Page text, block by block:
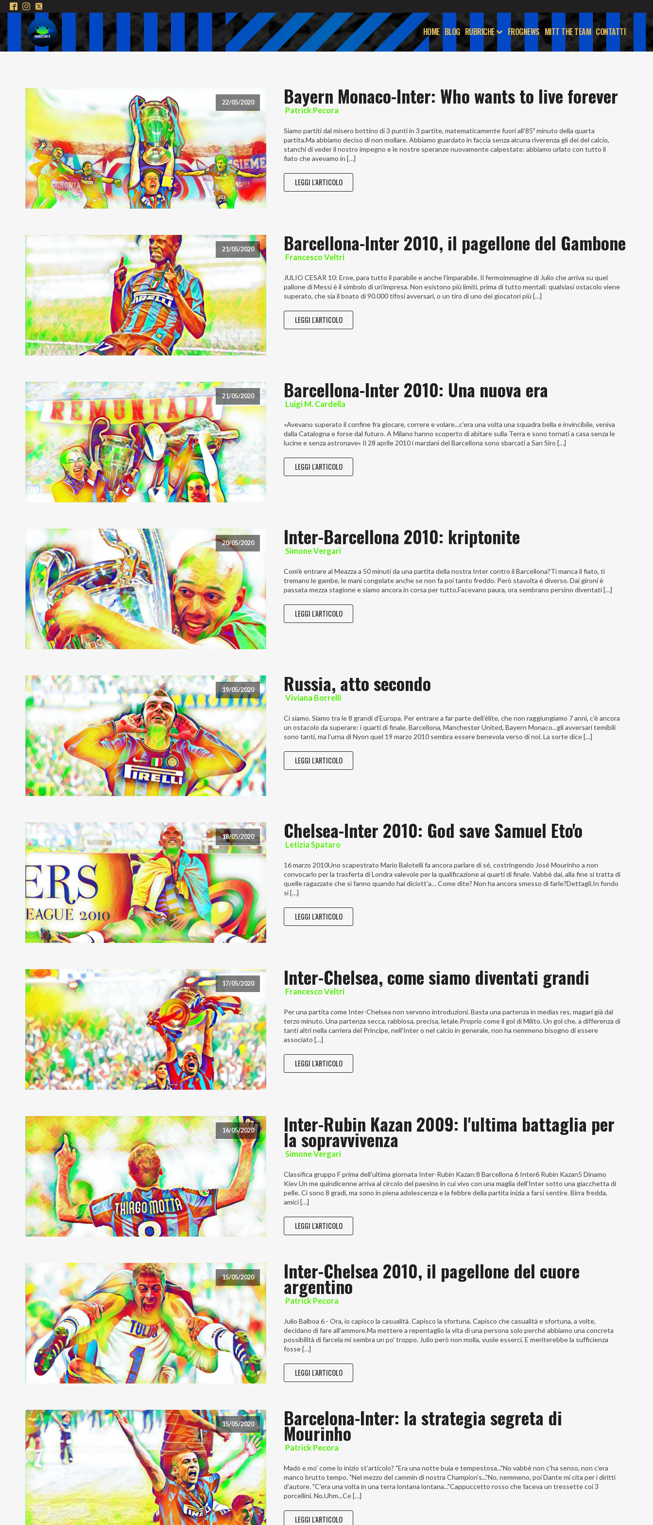
HOME BLOG RUBRICHE FROGNEWS MITT THE TEAM CONTATTI
22/05/2020 Bayern Monaco-Inter: Who wants to live forever
Patrick Pecora
Siamo partiti dal misero bottino di 3 punti in 3 partite, matematicamente fuori all’85º minuto della quarta
partita.Ma abbiamo deciso di non mollare. Abbiamo guardato in faccia senza alcuna riverenza gli dei del calcio,
stanchi di veder il nostro impegno e le nostre speranze nuovamente calpestate: abbiamo urlato con tutto il
fiato che avevamo in […]
LEGGI L'ARTICOLO
21/05/2020 Barcellona-Inter 2010, il pagellone del Gambone
Francesco Veltri
JULIO CESAR 10: Eroe, para tutto il parabile e anche l'imparabile. Il fermoimmagine di Julio che arriva su quel
pallone di Messi è il simbolo di un'impresa. Non esistono più limiti, prima di tutto mentali: qualsiasi ostacolo viene
superato, che sia il boato di 90.000 tifosi avversari, o un tiro di uno dei giocatori più […]
LEGGI L'ARTICOLO
21/05/2020 Barcellona-Inter 2010: Una nuova era
Luigi M. Cardella
«Avevano superato il confine fra giocare, correre e volare...c’era una volta una squadra bella e invincibile, veniva
dalla Catalogna e forse dal futuro. A Milano hanno scoperto di abitare sulla Terra e sono tornati a casa senza le
lucine e senza astronave» Il 28 aprile 2010 i marziani del Barcellona sono sbarcati a San Siro […]
LEGGI L'ARTICOLO
20/05/2020 Inter-Barcellona 2010: kriptonite
Simone Vergari
Com'è entrare al Meazza a 50 minuti da una partita della nostra Inter contro il Barcellona?Ti manca il fiato, ti
tremano le gambe, le mani congelate anche se non fa poi tanto freddo. Però stavolta è diverso. Dai gironi è
passata mezza stagione e siamo ancora in corsa per tutto.Facevano paura, ora sembrano persino diventati […]
LEGGI L'ARTICOLO
19/05/2020 Russia, atto secondo
Viviana Borrelli
Ci siamo. Siamo tra le 8 grandi d’Europa. Per entrare a far parte dell’élite, che non raggiungiamo 7 anni, c’è ancora
un ostacolo da superare: i quarti di finale. Barcellona, Manchester United, Bayern Monaco...gli avversari temibili
sono tanti, ma l’urna di Nyon quel 19 marzo 2010 sembra essere benevola verso di noi. La sorte dice […]
LEGGI L'ARTICOLO
18/05/2020 Chelsea-Inter 2010: God save Samuel Eto'o
Letizia Spataro
16 marzo 2010Uno scapestrato Mario Balotelli fa ancora parlare di sé, costringendo José Mourinho a non
convocarlo per la trasferta di Londra valevole per la qualificazione ai quarti di finale. Vabbè dai, alla fine si tratta di
quelle ragazzate che si fanno quando hai diciott’a… Come dite? Non ha ancora smesso di farle?Dettagli.In fondo
si […]
LEGGI L'ARTICOLO
17/05/2020 Inter-Chelsea, come siamo diventati grandi
Francesco Veltri
Per una partita come Inter-Chelsea non servono introduzioni. Basta una partenza in medias res, magari già dal
terzo minuto. Una partenza secca, rabbiosa, precisa, letale.Proprio come il gol di Milito. Un gol che, a differenza di
tanti altri nella carriera del Principe, nell'Inter o nel calcio in generale, non ha nemmeno bisogno di essere
associato […]
LEGGI L'ARTICOLO
16/05/2020 Inter-Rubin Kazan 2009: l'ultima battaglia per
la sopravvivenza
Simone Vergari
Classifica gruppo F prima dell’ultima giornata Inter-Rubin Kazan:8 Barcellona 6 Inter6 Rubin Kazan5 Dinamo
Kiev Un me quindicenne arriva al circolo del paesino in cui vivo con una maglia dell’Inter sotto una giacchetta di
pelle. Ci sono 8 gradi, ma sono in piena adolescenza e la febbre della partita inizia a farsi sentire. Birra fredda,
amici […]
LEGGI L'ARTICOLO
15/05/2020 Inter-Chelsea 2010, il pagellone del cuore
argentino
Patrick Pecora
Julio Balboa 6 - Ora, io capisco la casualità. Capisco la sfortuna. Capisco che casualità e sfortuna, a volte,
decidano di fare all'ammore.Ma mettere a repentaglio la vita di una persona solo perché abbiamo una concreta
possibilità di farcela mi sembra un po' troppo. Julio però non molla, vuole esserci. E meriterebbe la sufficienza
fosse […]
LEGGI L'ARTICOLO
15/05/2020 Barcelona-Inter: la strategia segreta di
Mourinho
Patrick Pecora
Madò e mo' come lo inizio st'articolo? "Era una notte buia e tempestosa..."No vabbè non c'ha senso, non c'era
manco brutto tempo. "Nel mezzo del cammin di nostra Champion's..."No, nemmeno, poi Dante mi cita per i diritti
d'autore. "C'era una volta in una terra lontana lontana..."Cappuccetto rosso che faceva un tressette coi 3
porcellini. No.Uhm...Ce […]
LEGGI L'ARTICOLO